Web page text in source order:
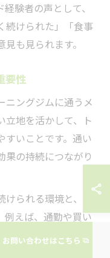
験者の声として、
続けられた」「食事
も見られます。
要性
ニングジムに通うメ
立地を活かして、ト
すいことです。通い
果の持続につながり
られる環境と、日
例えば、通勤や買い
活動量が増えます。
お問い合わせはこちら